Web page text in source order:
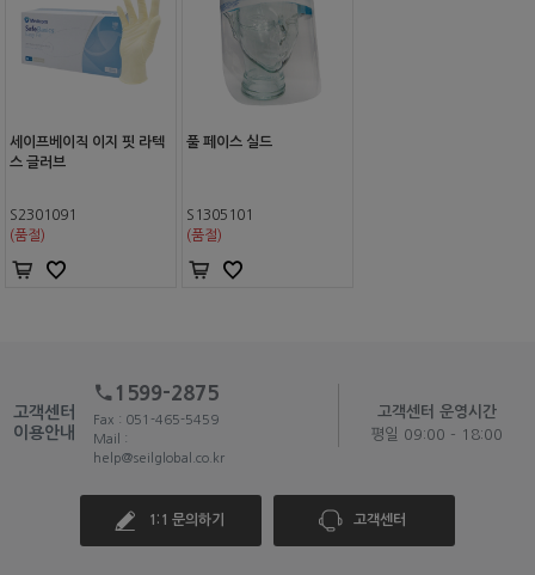
세이프베이직 이지 핏 라텍
스 글러브
S2301091
(품절)
풀 페이스 실드
S1305101
(품절)
고객센터
이용안내
1599-2875
Fax : 051-465-5459
Mail :
help@seilglobal.co.kr
고객센터 운영시간
평일 09:00 - 18:00
1:1 문의하기 고객센터